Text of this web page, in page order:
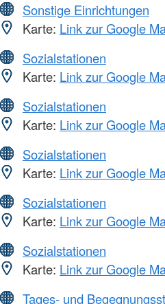
Sonstige Einrichtungen
Karte: Link zur Google
Sozialstationen
Karte: Link zur Google
Sozialstationen
Karte: Link zur Google
Sozialstationen
Karte: Link zur Google
Sozialstationen
Karte: Link zur Google
Sozialstationen
Karte: Link zur Google
Tages- und